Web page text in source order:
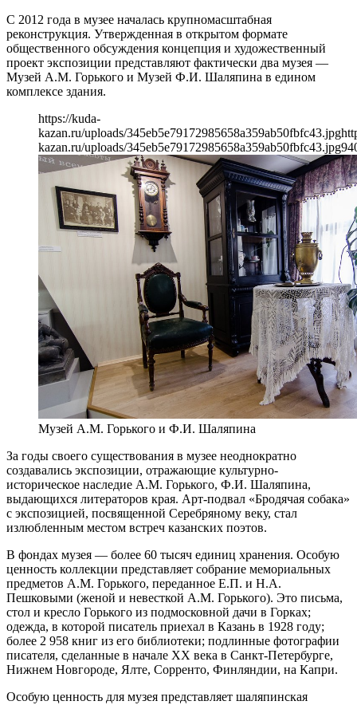
С 2012 года в музее началась крупномасштабная
реконструкция. Утвержденная в открытом формате
общественного обсуждения концепция и художественный
проект экспозиции представляют фактически два музея —
Музей А.М. Горького и Музей Ф.И. Шаляпина в едином
комплексе здания.
https://kuda-
kazan.ru/uploads/345eb5e79172985658a359ab50fbfc43.jpg
kazan.ru/uploads/345eb5e79172985658a359ab50fbfc43.jpg
Музей А.М. Горького и Ф.И. Шаляпина
За годы своего существования в музее неоднократно
создавались экспозиции, отражающие культурно-
историческое наследие А.М. Горького, Ф.И. Шаляпина,
выдающихся литераторов края. Арт-подвал «Бродячая собака»
с экспозицией, посвященной Серебряному веку, стал
излюбленным местом встреч казанских поэтов.
В фондах музея — более 60 тысяч единиц хранения. Особую
ценность коллекции представляет собрание мемориальных
предметов А.М. Горького, переданное Е.П. и Н.А.
Пешковыми (женой и невесткой А.М. Горького). Это письма,
стол и кресло Горького из подмосковной дачи в Горках;
одежда, в которой писатель приехал в Казань в 1928 году;
более 2 958 книг из его библиотеки; подлинные фотографии
писателя, сделанные в начале ХХ века в Санкт-Петербурге,
Нижнем Новгороде, Ялте, Сорренто, Финляндии, на Капри.
Особую ценность для музея представляет шаляпинская